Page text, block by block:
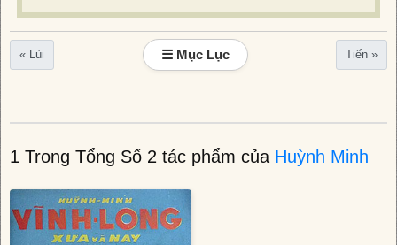
« Lùi ☰ Mục Lục Tiến »
1 Trong Tổng Số 2 tác phẩm của Huỳnh Minh